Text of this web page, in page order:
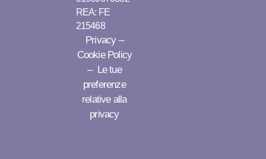
REA: FE
215468
Privacy –
Cookie Policy
– Le tue
preferenze
relative alla
privacy